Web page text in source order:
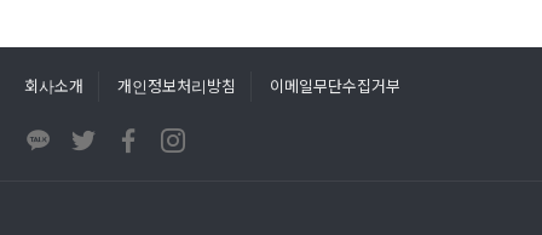
회사소개 개인정보처리방침 이메일무단수집거부